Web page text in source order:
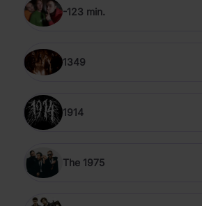
-123 min.
1349
1914
The 1975